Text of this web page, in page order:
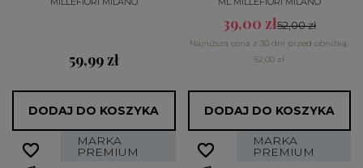
59,99 zł
DODAJ DO KOSZYKA
39,00 zł52,00 zł
Najniższa cena z 30 dni przed obniżką:
52,00 zł
DODAJ DO KOSZYKA
MARKA
PREMIUM
favorite_border
favorite_border MARKA
PREMIUM
favorite_border
favorite_border